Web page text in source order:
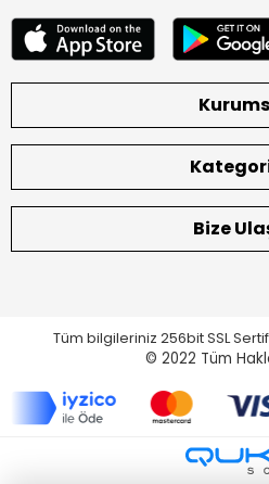
Bize
Tüm bilgileriniz 256bit SSL
© 2022 Tüm